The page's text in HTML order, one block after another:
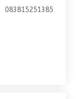
083815251385